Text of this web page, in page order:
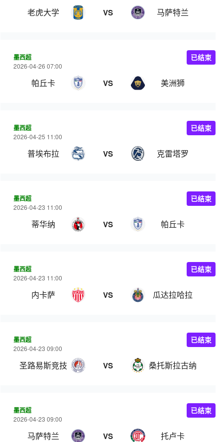
老虎大学 VS 马萨特兰
墨西超
2026-04-26 07:00
帕丘卡 VS 美洲狮
已结束
墨西超
2026-04-25 11:00
普埃布拉 VS 克雷塔罗
已结束
墨西超
2026-04-23 11:00
蒂华纳 VS 帕丘卡
已结束
墨西超
2026-04-23 11:00
内卡萨 VS 瓜达拉哈拉
已结束
墨西超
2026-04-23 09:00
圣路易斯竞技 VS 桑托斯拉古纳
已结束
墨西超
2026-04-23 09:00
马萨特兰 VS 托卢卡
已结束